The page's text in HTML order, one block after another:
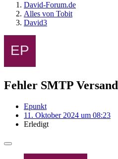
David-Forum.de
Alles von Tobit
David3
Fehler SMTP Versand
Epunkt
11. Oktober 2024 um 08:23
Erledigt